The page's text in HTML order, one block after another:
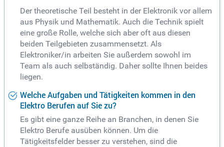
Der theoretische Teil besteht in der Elektronik vor allem
aus Physik und Mathematik. Auch die Technik spielt
eine große Rolle, welche sich aber oft aus diesen
beiden Teilgebieten zusammensetzt. Als
Elektroniker/in arbeiten Sie außerdem sowohl im
Team als auch selbständig. Daher sollte Ihnen beides
liegen.
Welche Aufgaben und Tätigkeiten kommen in den
Elektro Berufen auf Sie zu?
Es gibt eine ganze Reihe an Branchen, in denen Sie
Elektro Berufe ausüben können. Um die
Tätigkeitsfelder besser zu verstehen, sind die